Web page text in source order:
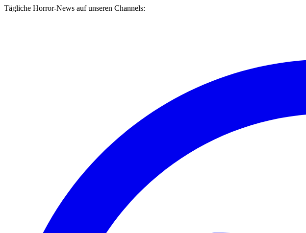
Tägliche Horror-News auf unseren Channels: